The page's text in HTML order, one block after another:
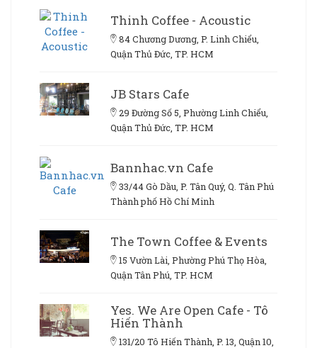
Thinh Coffee - Acoustic
84 Chương Dương, P. Linh Chiểu,
Quận Thủ Đức, TP. HCM
JB Stars Cafe
29 Đường Số 5, Phường Linh Chiểu,
Quận Thủ Đức, TP. HCM
Bannhac.vn Cafe
33/44 Gò Dầu, P. Tân Quý, Q. Tân Phú
Thành phố Hồ Chí Minh
The Town Coffee & Events
15 Vườn Lài, Phường Phú Thọ Hòa,
Quận Tân Phú, TP. HCM
Yes. We Are Open Cafe - Tô
Hiến Thành
131/20 Tô Hiến Thành, P. 13, Quận 10,